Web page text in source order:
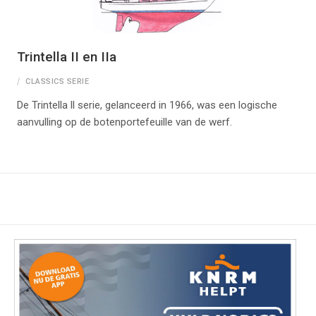
Trintella II en IIa
CLASSICS SERIE
De Trintella ll serie, gelanceerd in 1966, was een logische
aanvulling op de botenportefeuille van de werf.